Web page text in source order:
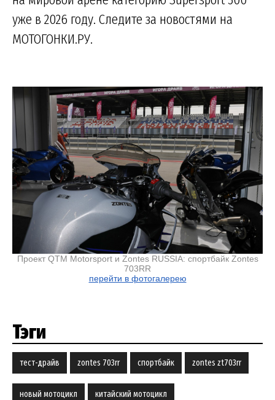
уже в 2026 году. Следите за новостями на
МОТОГОНКИ.РУ.
Проект QTM Motorsport и Zontes RUSSIA: спортбайк Zontes
703RR
перейти в фотогалерею
Тэги
тест-драйв zontes 703rr спортбайк zontes zt703rr
новый мотоцикл китайский мотоцикл